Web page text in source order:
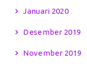
Januari 2020
Desember 2019
November 2019